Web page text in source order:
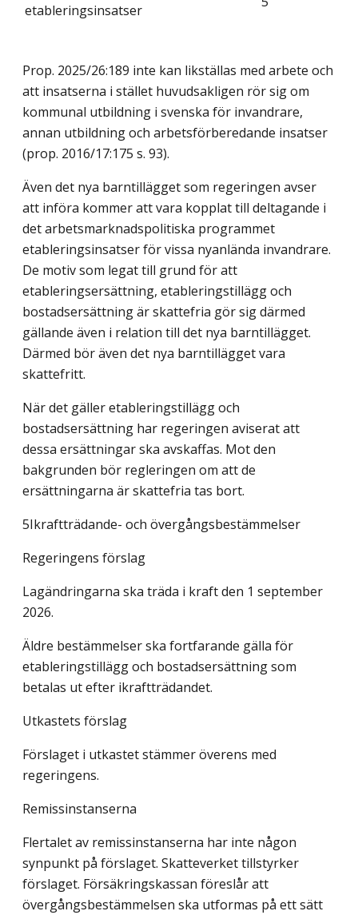
etableringsinsatser
Prop. 2025/26:189 inte kan likställas med arbete och
att insatserna i stället huvudsakligen rör sig om
kommunal utbildning i svenska för invandrare,
annan utbildning och arbetsförberedande insatser
(prop. 2016/17:175 s. 93).
Även det nya barntillägget som regeringen avser
att införa kommer att vara kopplat till deltagande i
det arbetsmarknadspolitiska programmet
etableringsinsatser för vissa nyanlända invandrare.
De motiv som legat till grund för att
etableringsersättning, etableringstillägg och
bostadsersättning är skattefria gör sig därmed
gällande även i relation till det nya barntillägget.
Därmed bör även det nya barntillägget vara
skattefritt.
När det gäller etableringstillägg och
bostadsersättning har regeringen aviserat att
dessa ersättningar ska avskaffas. Mot den
bakgrunden bör regleringen om att de
ersättningarna är skattefria tas bort.
5Ikraftträdande- och övergångsbestämmelser
Regeringens förslag
Lagändringarna ska träda i kraft den 1 september
2026.
Äldre bestämmelser ska fortfarande gälla för
etableringstillägg och bostadsersättning som
betalas ut efter ikraftträdandet.
Utkastets förslag
Förslaget i utkastet stämmer överens med
regeringens.
Remissinstanserna
Flertalet av remissinstanserna har inte någon
synpunkt på förslaget. Skatteverket tillstyrker
förslaget. Försäkringskassan föreslår att
övergångsbestämmelsen ska utformas på ett sätt